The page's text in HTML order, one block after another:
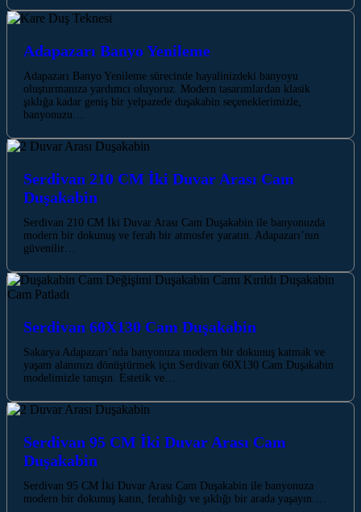
Adapazarı Banyo Yenileme
Adapazarı Banyo Yenileme sürecinde hayalinizdeki banyoyu
oluşturmanıza yardımcı oluyoruz. Modern tasarımlardan klasik
şıklığa kadar geniş bir yelpazede duşakabin seçeneklerimizle,
banyonuzu…
Serdivan 210 CM İki Duvar Arası Cam
Duşakabin
Serdivan 210 CM İki Duvar Arası Cam Duşakabin ile banyonuzda
modern bir dokunuş ve ferah bir atmosfer yaratın. Adapazarı’nın
güvenilir…
Serdivan 60X130 Cam Duşakabin
Sakarya Adapazarı’nda banyonuza modern bir dokunuş katmak ve
yaşam alanınızı dönüştürmek için Serdivan 60X130 Cam Duşakabin
modelimizle tanışın. Estetik ve…
Serdivan 95 CM İki Duvar Arası Cam
Duşakabin
Serdivan 95 CM İki Duvar Arası Cam Duşakabin ile banyonuza
modern bir dokunuş katın, ferahlığı ve şıklığı bir arada yaşayın.…